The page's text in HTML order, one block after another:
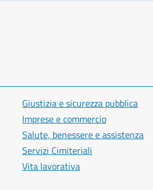
Giustizia e sicurezza pubblica
Imprese e commercio
Salute, benessere e assistenza
Servizi Cimiteriali
Vita lavorativa